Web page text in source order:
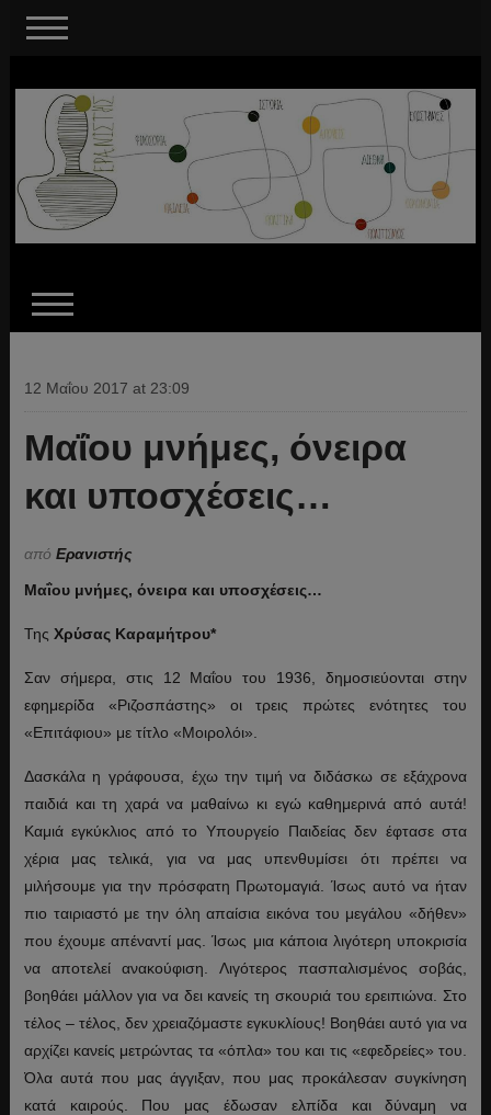
12 Μαΐου 2017 at 23:09
Μαΐου μνήμες, όνειρα
και υποσχέσεις…
από Ερανιστής
Μαΐου μνήμες, όνειρα και υποσχέσεις…
Της Χρύσας Καραμήτρου*
Σαν σήμερα, στις 12 Μαΐου του 1936, δημοσιεύονται στην
εφημερίδα «Ριζοσπάστης» οι τρεις πρώτες ενότητες του
«Επιτάφιου» με τίτλο «Μοιρολόι».
Δασκάλα η γράφουσα, έχω την τιμή να διδάσκω σε εξάχρονα
παιδιά και τη χαρά να μαθαίνω κι εγώ καθημερινά από αυτά!
Καμιά εγκύκλιος από το Υπουργείο Παιδείας δεν έφτασε στα
χέρια μας τελικά, για να μας υπενθυμίσει ότι πρέπει να
μιλήσουμε για την πρόσφατη Πρωτομαγιά. Ίσως αυτό να ήταν
πιο ταιριαστό με την όλη απαίσια εικόνα του μεγάλου «δήθεν»
που έχουμε απέναντί μας. Ίσως μια κάποια λιγότερη υποκρισία
να αποτελεί ανακούφιση. Λιγότερος πασπαλισμένος σοβάς,
βοηθάει μάλλον για να δει κανείς τη σκουριά του ερειπιώνα. Στο
τέλος – τέλος, δεν χρειαζόμαστε εγκυκλίους! Βοηθάει αυτό για να
αρχίζει κανείς μετρώντας τα «όπλα» του και τις «εφεδρείες» του.
Όλα αυτά που μας άγγιξαν, που μας προκάλεσαν συγκίνηση
κατά καιρούς. Που μας έδωσαν ελπίδα και δύναμη να